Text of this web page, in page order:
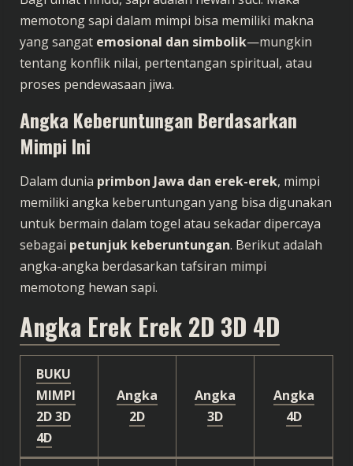
memotong sapi dalam mimpi bisa memiliki makna
yang sangat emosional dan simbolik—mungkin
tentang konflik nilai, pertentangan spiritual, atau
proses pendewasaan jiwa.
Angka Keberuntungan Berdasarkan
Mimpi Ini
Dalam dunia primbon Jawa dan erek-erek, mimpi
memiliki angka keberuntungan yang bisa digunakan
untuk bermain dalam togel atau sekadar dipercaya
sebagai petunjuk keberuntungan. Berikut adalah
angka-angka berdasarkan tafsiran mimpi
memotong hewan sapi.
Angka Erek Erek 2D 3D 4D
BUKU
MIMPI
2D3D
4D
Angka
2D
Angka
3D
Angka
4D